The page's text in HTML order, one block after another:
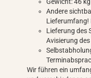
Andere
Lieferumfang!
Lieferung des
Avisierung
Wir führen ein